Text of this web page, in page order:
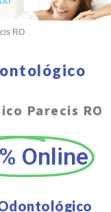
RO
Parecis RO
Online